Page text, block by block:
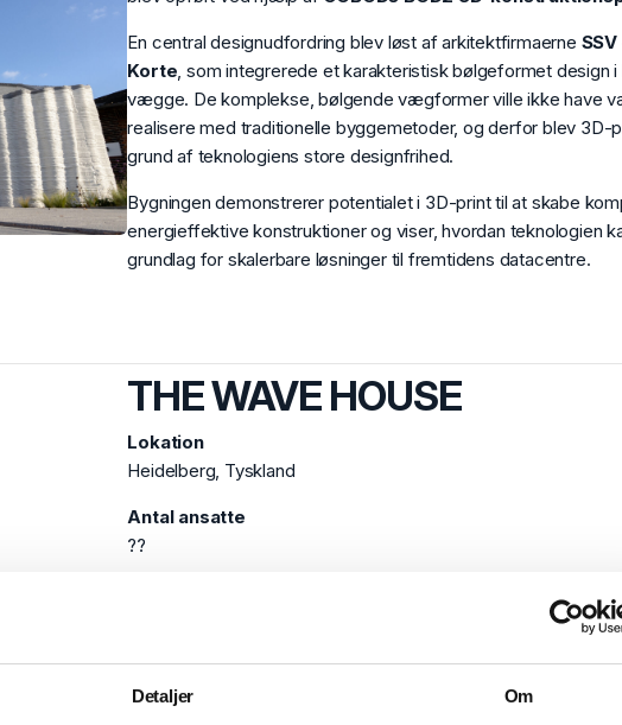
Detaljer Om
En central designudfordring blev løst af arkitektfirmaerne SSV
Korte, som integrerede et karakteristisk bølgeformet design i
vægge. De komplekse, bølgende vægformer ville ikke have
realisere med traditionelle byggemetoder, og derfor blev 3D-
grund af teknologiens store designfrihed.
Bygningen demonstrerer potentialet i 3D-print til at skabe
energieffektive konstruktioner og viser, hvordan teknologien
grundlag for skalerbare løsninger til fremtidens datacentre.
THE WAVE HOUSE
Lokation
Heidelberg, Tyskland
Antal ansatte
??
i Heidelberg, Tyskland, er
printede bygning og markerer en vigtig milepæl inden for
Projektet er udviklet af